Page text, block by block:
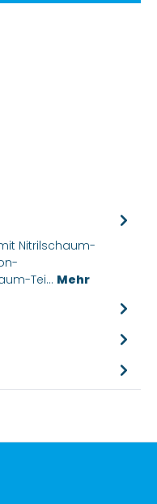
Nitrilschaum-
Tei… Mehr